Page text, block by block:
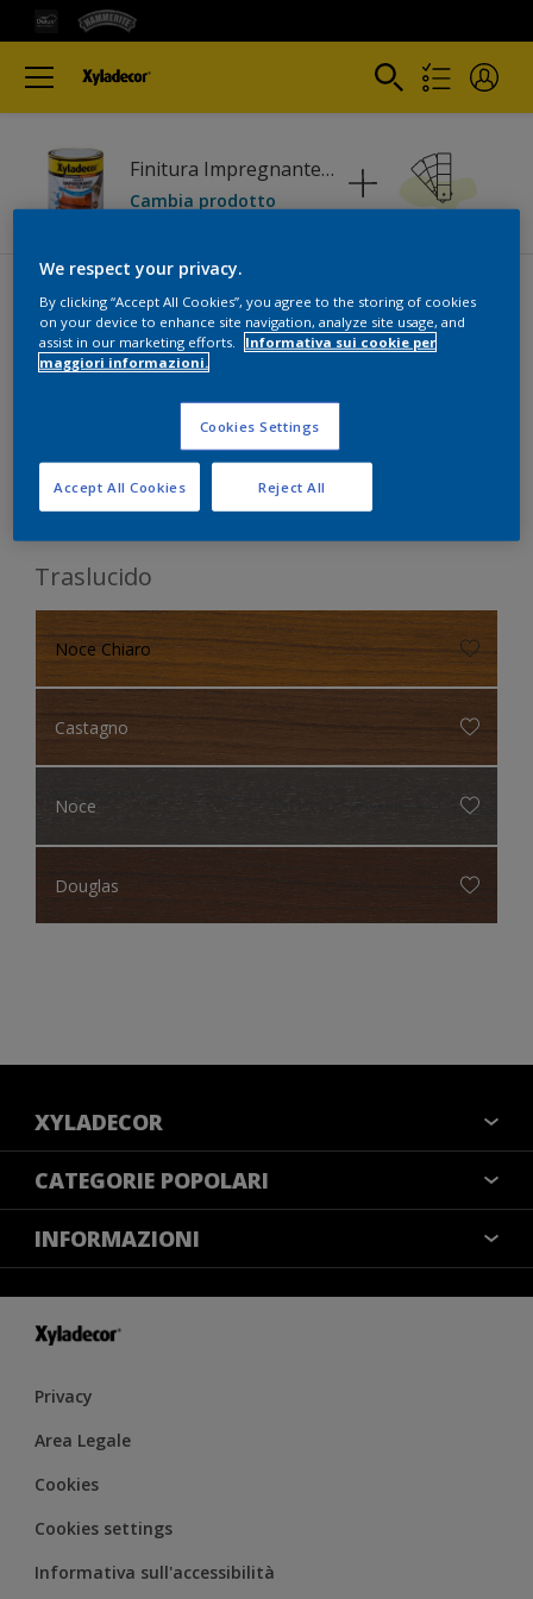
Finitura Impregnante a cera
Cambia prodotto
Colori
Traslucido
Noce Chiaro
Castagno
Noce
Douglas
XYLADECOR
COLORI
CONTATTACI
MAPPA DEL SITO
CATEGORIE POPOLARI
NOTE LEGALI
COOKIES
INFORMATIVA SULLA PRIVACY
IMPOSTAZIONI DEI COOKIE
INFORMAZIONI
RESA DEL COLORE
Privacy
Area Legale
Cookies
Cookies settings
Informativa sull'accessibilità
We respect your privacy.
By clicking “Accept All Cookies”, you agree to the storing of cookies
on your device to enhance site navigation, analyze site usage, and
assist in our marketing efforts.
Informativa sui cookie per
maggiori informazioni.
Cookies Settings
Reject All
Accept All Cookies